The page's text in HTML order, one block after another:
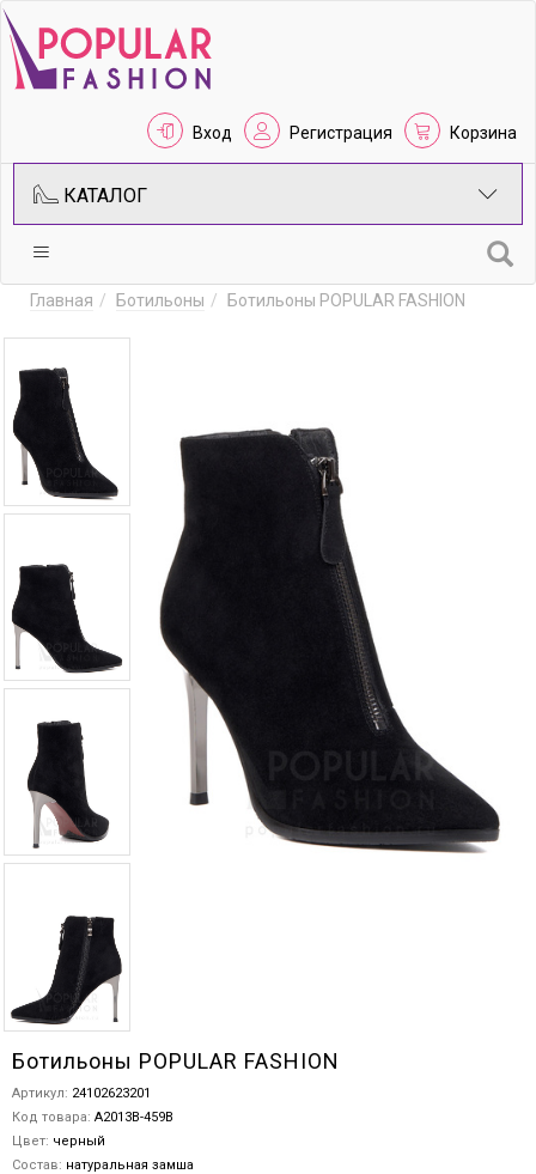
Вход Регистрация Корзина
КАТАЛОГ
Главная Ботильоны Ботильоны POPULAR FASHION
Ботильоны POPULAR FASHION
Артикул: 24102623201
Код товара: A2013B-459B
Цвет: черный
Состав: натуральная замша